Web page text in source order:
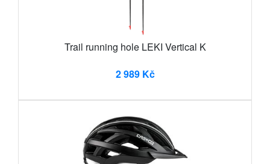
Trail running hole LEKI Vertical K
2 989 Kč